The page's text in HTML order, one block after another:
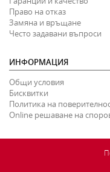
Право на отказ
Замяна и връщане
Често задавани въпроси
ИНФОРМАЦИЯ
Общи условия
Бисквитки
Политика на
Online решаване на